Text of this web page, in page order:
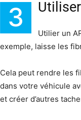
3
Utilier un
exemple, laisse les
Cela peut rendre les
dans votre véhicule
et créer d’autres